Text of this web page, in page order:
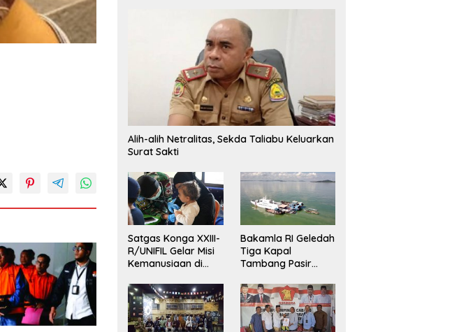
Alih-alih Netralitas, Sekda Taliabu Keluarkan
Surat Sakti
Satgas Konga XXIII-
R/UNIFIL Gelar Misi
Kemanusiaan di
Bakamla RI Geledah
Tiga Kapal
Tambang Pasir
Karimun